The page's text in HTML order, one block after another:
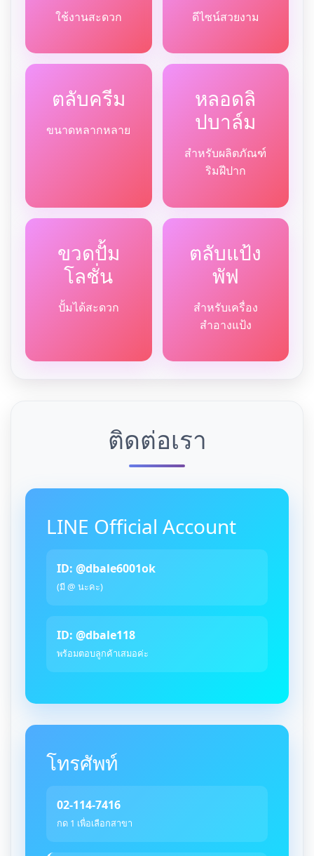
ใช้งานสะดวก ดีไซน์สวยงาม
ตลับครีม
ขนาดหลากหลาย
หลอดลิ
ปบาล์ม
สำหรับผลิตภัณฑ์
ริมฝีปาก
ขวดปั้ม
โลชั่น
ปั้มได้สะดวก
ตลับแป้ง
พัฟ
สำหรับเครื่อง
สำอางแป้ง
ติดต่อเรา
LINE Official Account
ID: @dbale6001ok
(มี @ นะคะ)
ID: @dbale118
พร้อมตอบลูกค้าเสมอค่ะ
โทรศัพท์
02-114-7416
กด 1 เพื่อเลือกสาขา